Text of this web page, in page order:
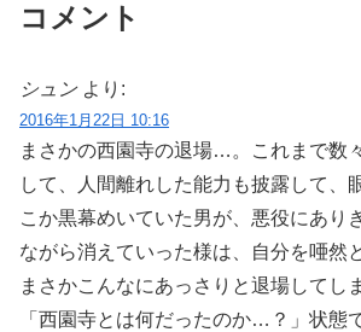
コメント
シュン より:
2016年1月22日 10:16
まさかの西園寺の退場…。これまで数
して、人間離れした能力も披露して、
こか黒幕めいていた男が、悪役にあり
ながら消えていった様は、自分を唖然
まさかこんなにあっさりと退場してし
「西園寺とは何だったのか…？」状態